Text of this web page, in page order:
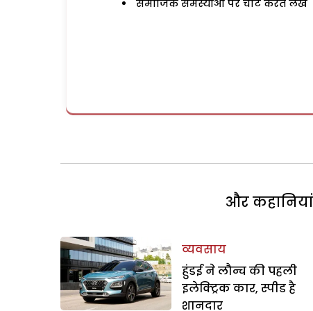
समाजिक समस्याओं पर चोट करते लेख
और
व्यवसाय
हुंडई ने लौन्च की पहली
इलेक्ट्रिक कार, स्पीड है
शानदार